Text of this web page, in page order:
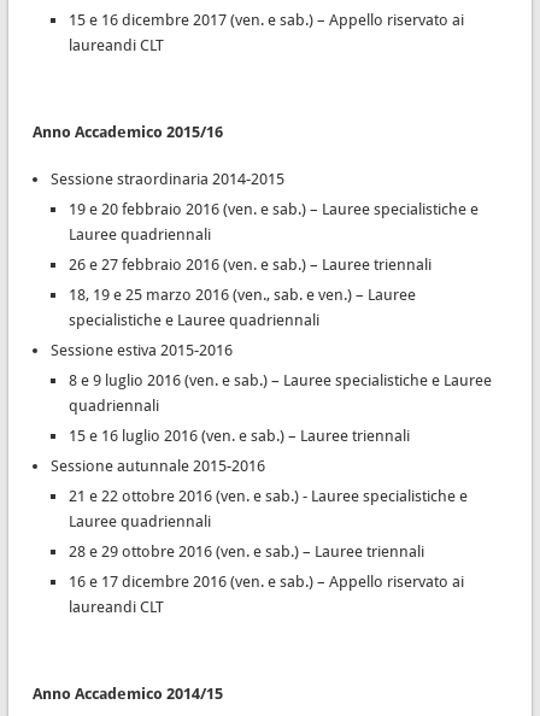
15 e 16 dicembre 2017 (ven. e sab.) – Appello riservato ai
laureandi CLT
Anno Accademico 2015/16
Sessione straordinaria 2014-2015
19 e 20 febbraio 2016 (ven. e sab.) – Lauree specialistiche e
Lauree quadriennali
26 e 27 febbraio 2016 (ven. e sab.) – Lauree triennali
18, 19 e 25 marzo 2016 (ven., sab. e ven.) – Lauree
specialistiche e Lauree quadriennali
Sessione estiva 2015-2016
8 e 9 luglio 2016 (ven. e sab.) – Lauree specialistiche e Lauree
quadriennali
15 e 16 luglio 2016 (ven. e sab.) – Lauree triennali
Sessione autunnale 2015-2016
21 e 22 ottobre 2016 (ven. e sab.) - Lauree specialistiche e
Lauree quadriennali
28 e 29 ottobre 2016 (ven. e sab.) – Lauree triennali
16 e 17 dicembre 2016 (ven. e sab.) – Appello riservato ai
laureandi CLT
Anno Accademico 2014/15